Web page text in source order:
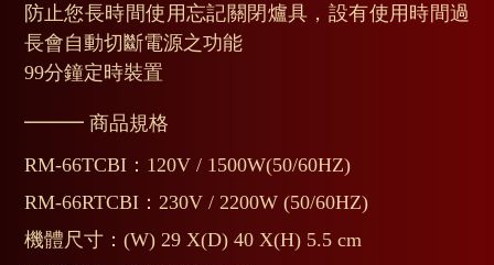
防止您長時間使用忘記關閉爐具，設有使用時間過
長會自動切斷電源之功能
99分鐘定時裝置
━━━ 商品規格
RM-66TCBI：120V / 1500W(50/60HZ)
RM-66RTCBI：230V / 2200W (50/60HZ)
機體尺寸：(W) 29 X(D) 40 X(H) 5.5 cm